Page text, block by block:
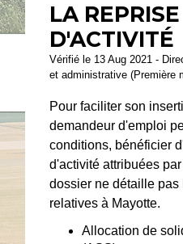
LA REPRISE
D'ACTIVITÉ
Vérifié le 13 Aug 2021 -
et administrative (Première
Pour faciliter son
demandeur d'emploi
conditions, bénéficier
d'activité attribuées
dossier ne détaille
relatives à Mayotte.
Allocation de